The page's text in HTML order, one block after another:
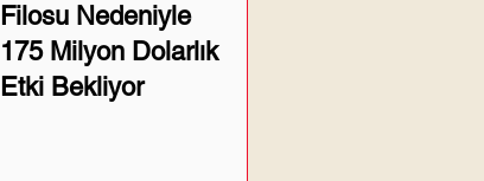
Filosu Nedeniyle
175 Milyon Dolarlık
Etki Bekliyor